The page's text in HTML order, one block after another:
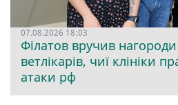
07.08.2026 18:03
Філатов вручив
ветлікарів, чиї клініки
атаки рф